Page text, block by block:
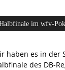
im wfv-
haben es in der
des DB-